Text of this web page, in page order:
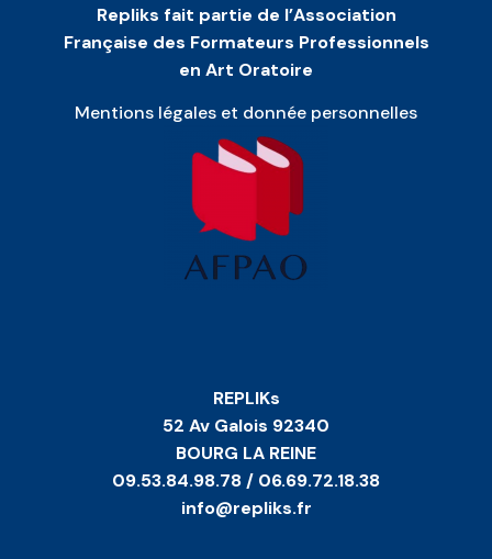
Repliks fait partie de l’Association
Française des Formateurs Professionnels
en Art Oratoire
Mentions légales et donnée personnelles
REPLIKs
52 Av Galois 92340
BOURG LA REINE
09.53.84.98.78 / 06.69.72.18.38
info@repliks.fr